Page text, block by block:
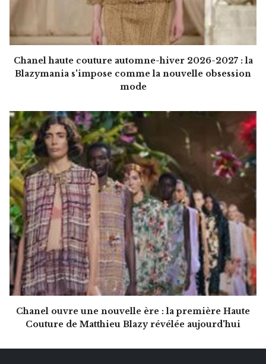
Chanel haute couture automne-hiver 2026-2027 : la
Blazymania s'impose comme la nouvelle obsession
mode
Chanel ouvre une nouvelle ère : la première Haute
Couture de Matthieu Blazy révélée aujourd'hui